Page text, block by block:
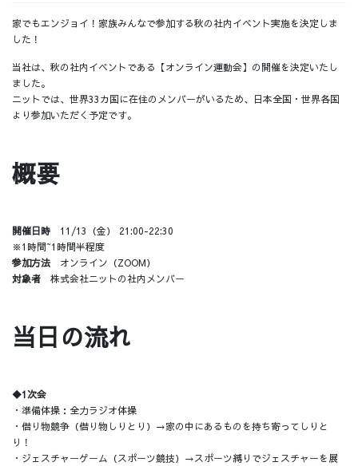
家でもエンジョイ！家族みんなで参加する秋の社内イベント実施を決定しま
した！
当社は、秋の社内イベントである【オンライン運動会】の開催を決定いたし
ました。
ニットでは、世界33カ国に在住のメンバーがいるため、日本全国・世界各国
より参加いただく予定です。
概要
開催日時 11/13（金） 21:00-22:30
※1時間~1時間半程度
参加方法 オンライン（ZOOM）
対象者 株式会社ニットの社内メンバー
当日の流れ
◆1次会
・準備体操：全力ラジオ体操
・借り物競争（借り物しりとり）→家の中にあるものを持ち寄ってしりと
り！
・ジェスチャーゲーム（スポーツ競技）→スポーツ縛りでジェスチャーを展